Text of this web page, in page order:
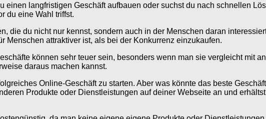
langfristigen Geschäft aufbauen oder suchst du nach schnellen
du eine Wahl triffst.
die du nicht nur kennst, sondern auch in der Menschen daran
Menschen attraktiver ist, als bei der Konkurrenz einzukaufen.
können sehr teuer sein, besonders wenn man sie vergleicht mit
daraus machen kannst.
Online-Geschäft zu starten. Aber was könnte das beste
Produkte oder Dienstleistungen auf deiner Webseite an und